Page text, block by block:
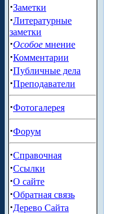
·Заметки
·Литературные
заметки
·Особое мнение
·Комментарии
·Публичные дела
·Преподаватели
·Фотогалерея
·Форум
·Справочная
·Ссылки
·О сайте
·Обратная связь
·Дерево Сайта